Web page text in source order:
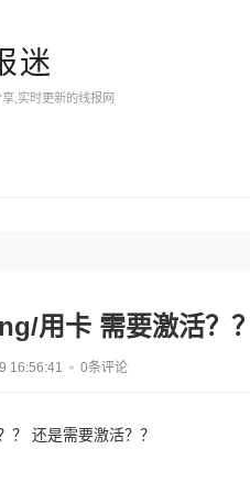
迷
,实时更新的线报网
用卡 需要激活？
16:56:41 0条评论
还是需要激活？？